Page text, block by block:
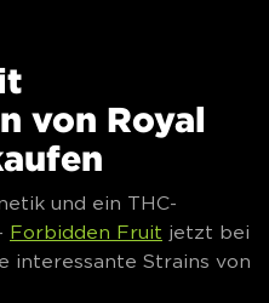
von Royal
und ein THC-
Forbidden Fruit jetzt bei
interessante Strains von